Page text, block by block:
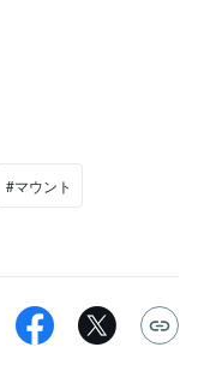
#マウント